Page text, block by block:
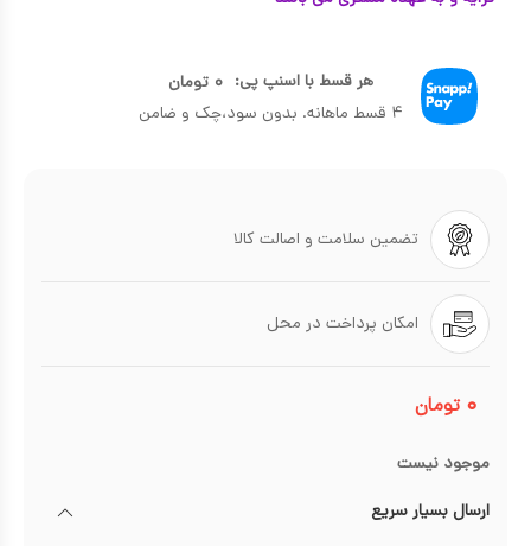
هر قسط با اسنپ پی: ۰ تومان
۴ قسط ماهانه. بدون سود،چک و ضامن
تضمین سلامت و اصالت کالا
امکان پرداخت در محل
۰ تومان
موجود نیست
ارسال بسیار سریع